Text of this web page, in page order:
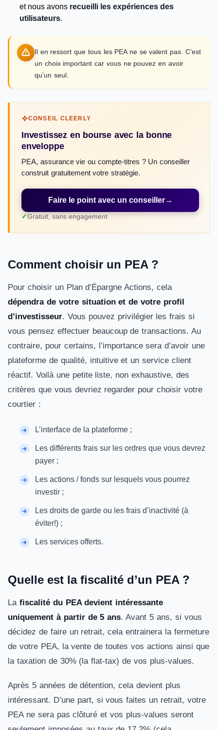
et nous avons recueilli les expériences des
utilisateurs.
Il en ressort que tous les PEA ne se valent pas. C’est
un choix important car vous ne pouvez en avoir
qu’un seul.
CONSEIL CLEERLY
Investissez en bourse avec la bonne
enveloppe
PEA, assurance vie ou compte-titres ? Un conseiller
construit gratuitement votre stratégie.
Faire le point avec un conseiller→
Gratuit, sans engagement
Comment choisir un PEA ?
Pour choisir un Plan d’Épargne Actions, cela
dépendra de votre situation et de votre profil
d’investisseur. Vous pouvez privilégier les frais si
vous pensez effectuer beaucoup de transactions. Au
contraire, pour certains, l’importance sera d’avoir une
plateforme de qualité, intuitive et un service client
réactif. Voilà une petite liste, non exhaustive, des
critères que vous devriez regarder pour choisir votre
courtier :
L’interface de la plateforme ;
Les différents frais sur les ordres que vous devrez
payer ;
Les actions / fonds sur lesquels vous pourrez
investir ;
Les droits de garde ou les frais d’inactivité (à
éviter!) ;
Les services offerts.
Quelle est la fiscalité d’un PEA ?
La fiscalité du PEA devient intéressante
uniquement à partir de 5 ans. Avant 5 ans, si vous
décidez de faire un retrait, cela entrainera la fermeture
de votre PEA, la vente de toutes vos actions ainsi que
la taxation de 30% (la flat-tax) de vos plus-values.
Après 5 années de détention, cela devient plus
intéressant. D’une part, si vous faites un retrait, votre
PEA ne sera pas clôturé et vos plus-values seront